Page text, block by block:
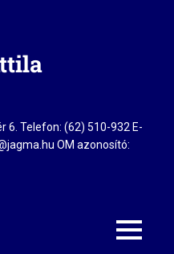
6. Telefon: (62) 510-932 E-
OM azonosító:
MENU